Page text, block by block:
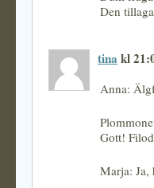
Den
tina kl
Anna:
Gott!
Marja: